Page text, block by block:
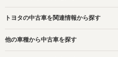
トヨタの中古車を関連情報から探す
他の車種から中古車を探す